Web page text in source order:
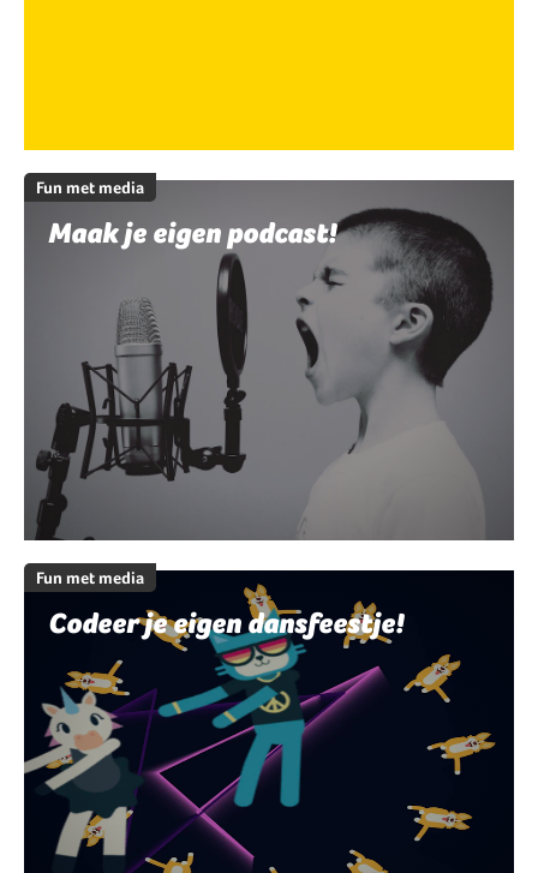
Fun met media
Maak je eigen podcast!
Fun met media
Codeer je eigen dansfeestje!